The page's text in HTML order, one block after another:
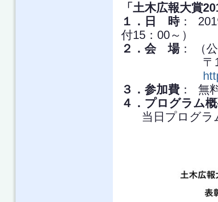
「土木広報大賞
１．日 時：
付15：00～）
２．会 場： （
〒160-0004
３．参加費 ： 無
４．プログラム
当日プログラ